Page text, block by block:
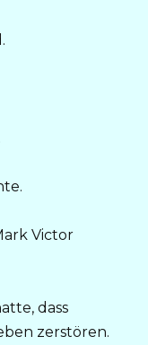
Victor
dass
zerstören.